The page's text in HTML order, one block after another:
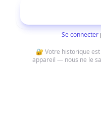
Se connecter
🔐 Votre historique
appareil — nous ne le